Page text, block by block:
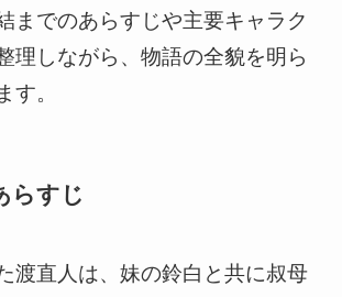
までのあらすじや主要キャラク
理しながら、物語の全貌を明ら
す。
らすじ
渡直人は、妹の鈴白と共に叔母